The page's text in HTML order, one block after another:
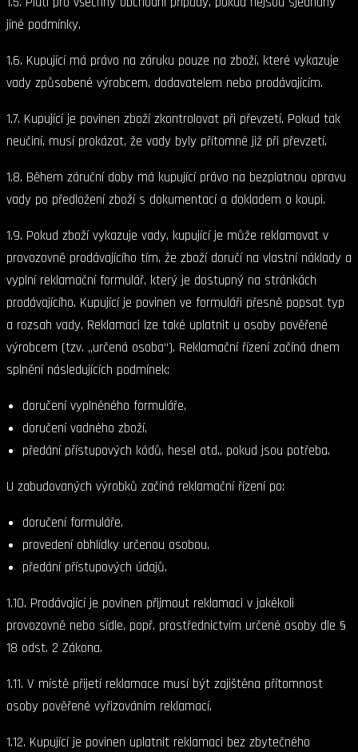
jiné podmínky.
1.6. Kupující má právo na záruku pouze na zboží, které vykazuje
vady způsobené výrobcem, dodavatelem nebo prodávajícím.
1.7. Kupující je povinen zboží zkontrolovat při převzetí. Pokud tak
neučiní, musí prokázat, že vady byly přítomné již při převzetí.
1.8. Během záruční doby má kupující právo na bezplatnou opravu
vady po předložení zboží s dokumentací a dokladem o koupi.
1.9. Pokud zboží vykazuje vady, kupující je může reklamovat v
provozovně prodávajícího tím, že zboží doručí na vlastní náklady a
vyplní reklamační formulář, který je dostupný na stránkách
prodávajícího. Kupující je povinen ve formuláři přesně popsat typ
a rozsah vady. Reklamaci lze také uplatnit u osoby pověřené
výrobcem (tzv. „určená osoba“). Reklamační řízení začíná dnem
splnění následujících podmínek:
doručení vyplněného formuláře,
doručení vadného zboží,
předání přístupových kódů, hesel atd., pokud jsou potřeba.
U zabudovaných výrobků začíná reklamační řízení po:
doručení formuláře,
provedení obhlídky určenou osobou,
předání přístupových údajů.
1.10. Prodávající je povinen přijmout reklamaci v jakékoli
provozovně nebo sídle, popř. prostřednictvím určené osoby dle §
18 odst. 2 Zákona.
1.11. V místě přijetí reklamace musí být zajištěna přítomnost
osoby pověřené vyřizováním reklamací.
1.12. Kupující je povinen uplatnit reklamaci bez zbytečného